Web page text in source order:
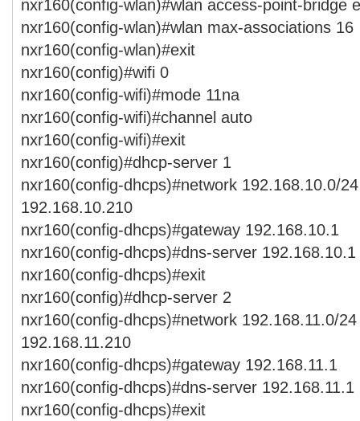
nxr160(config-wlan)#wlan access-point-bridge
nxr160(config-wlan)#wlan max-associations 16
nxr160(config-wlan)#exit
nxr160(config)#wifi 0
nxr160(config-wifi)#mode 11na
nxr160(config-wifi)#channel auto
nxr160(config-wifi)#exit
nxr160(config)#dhcp-server 1
nxr160(config-dhcps)#network 192.168.10.0/
192.168.10.210
nxr160(config-dhcps)#gateway 192.168.10.1
nxr160(config-dhcps)#dns-server 192.168.10.1
nxr160(config-dhcps)#exit
nxr160(config)#dhcp-server 2
nxr160(config-dhcps)#network 192.168.11.0/
192.168.11.210
nxr160(config-dhcps)#gateway 192.168.11.1
nxr160(config-dhcps)#dns-server 192.168.11.1
nxr160(config-dhcps)#exit